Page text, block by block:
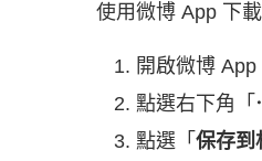
使用微博 App 下
開啟微博
點選右下角「
點選「 保存到